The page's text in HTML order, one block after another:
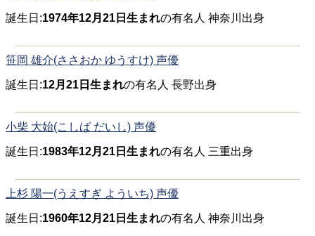
誕生日:1974年12月21日生まれの有名人 神奈川出身
笹岡 雄介(ささおか ゆうすけ) 声優
誕生日:12月21日生まれの有名人 長野出身
小柴 大始(こしば だいし) 声優
誕生日:1983年12月21日生まれの有名人 三重出身
上杉 陽一(うえすぎ よういち) 声優
誕生日:1960年12月21日生まれの有名人 神奈川出身